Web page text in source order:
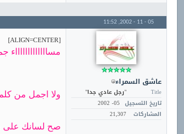
05 - 11 - 2002,
11:52
عاشق السمراء
Title
"رجل عادي جدا"
تاريخ التسجيل 05- 2002
المشاركات
21,307
[ALIGN=CENTER]
مساااااااااااااء
ولا اجمل من
صح لسانك على